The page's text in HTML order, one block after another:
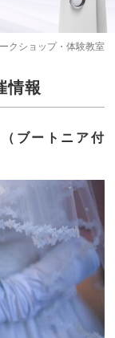
クショップ・体験教室
情報
ブートニア付